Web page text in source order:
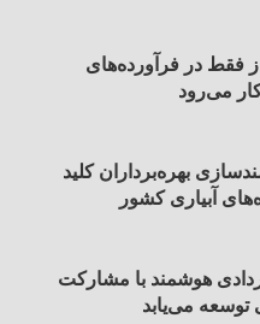
فقط در فرآورده‌های
می‌رود
بهره‌برداران کلید
آبیاری کشور
هوشمند با مشارکت
می‌یابد